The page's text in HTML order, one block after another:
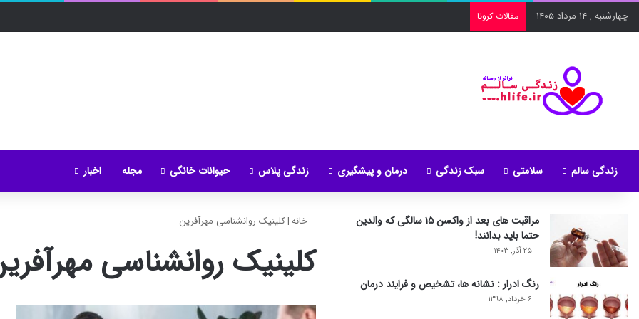
چهارشنبه , ۱۴ مرداد ۱۴۰۵ مقالات کرونا
زندگی سالم سلامتی سبک زندگی درمان و پیشگیری زندگی پلاس حیوانات خانگی مجله اخبار
خانه|کلینیک روانشناسی مهرآفرین
کلینیک روانشناسی
مراقبت های بعد از واکسن ۱۵ سالگی که والدین
حتما باید بدانند!
۲۵ آذر, ۱۴۰۳
رنگ ادرار : نشانه ها، تشخیص و فرایند درمان
۶ خرداد, ۱۳۹۸